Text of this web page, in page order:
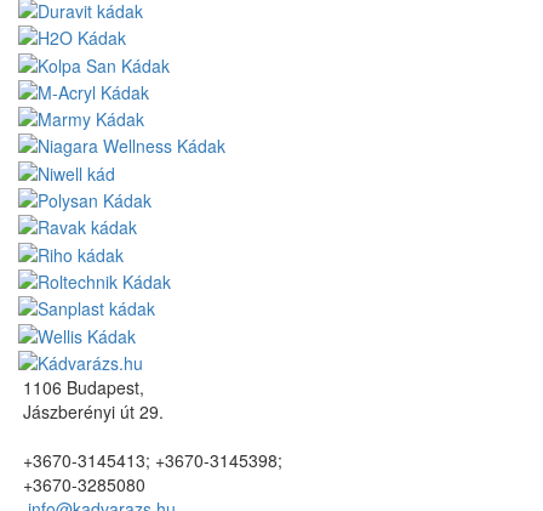
1106 Budapest,
Jászberényi út 29.
+3670-3145413; +3670-3145398;
+3670-3285080